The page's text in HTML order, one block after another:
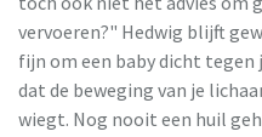
vervoeren?" Hedwig blijft
fijn om een baby dicht tegen
dat de beweging van je
wiegt. Nog nooit een huil